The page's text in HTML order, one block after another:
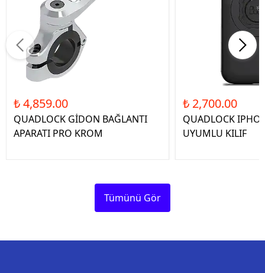
₺ 4,859.00
QUADLOCK GİDON BAĞLANTI
APARATI PRO KROM
₺ 2,700.00
QUADLOCK
UYUMLU KILIF
Tümünü Gör